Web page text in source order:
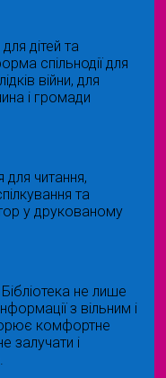
дітей та
спільнодії для
війни, для
і громади
для читання,
та
у друкованому
не лише
з вільним і
комфортне
залучати і